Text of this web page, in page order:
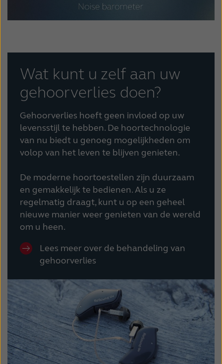
Wat kunt u zelf aan uw
gehoorverlies doen?
Gehoorverlies hoeft geen invloed op uw
levensstijl te hebben. De hoortechnologie
van nu biedt u genoeg mogelijkheden om
volop van het leven te blijven genieten.
De moderne hoortoestellen zijn duurzaam
en gemakkelijk te bedienen. Als u ze
regelmatig draagt, kunt u op een geheel
nieuwe manier weer genieten van de wereld
om u heen.
Lees meer over de behandeling van
gehoorverlies